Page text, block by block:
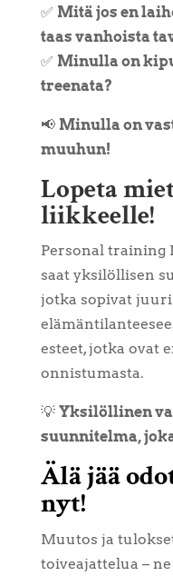
✅ Mitä jos en
taas vanhoista
✅ Minulla on
treenata?
📢 Minulla on
muuhun!
Lopeta
liikkeelle!
Personal training
saat yksilöllisen
jotka sopivat
esteet, jotka ovat
onnistumasta.
💡 Yksilöllinen
suunnitelma,
Älä jää
nyt!
Muutos ja
toiveajattelua –